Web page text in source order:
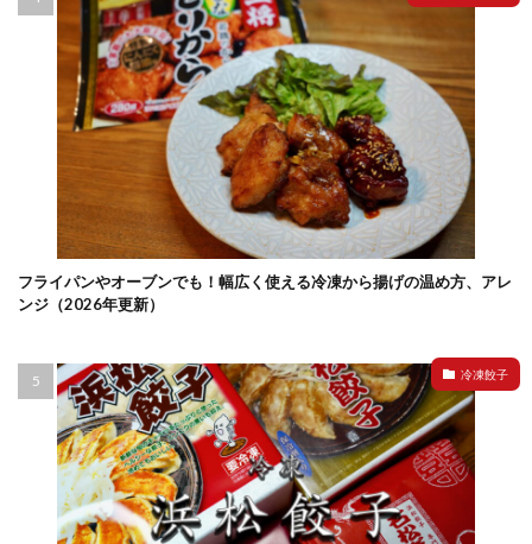
フライパンやオーブンでも！幅広く使える冷凍から揚げの温め方、アレ
ンジ（2026年更新）
冷凍餃子